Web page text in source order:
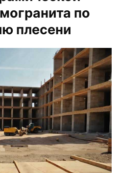
по
плесени